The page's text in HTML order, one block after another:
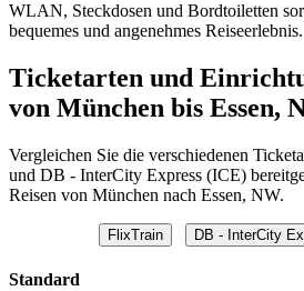
WLAN, Steckdosen und Bordtoiletten
bequemes und angenehmes Reiseerlebnis.
Ticketarten und
von München bis Essen,
Vergleichen Sie die verschiedenen
und DB - InterCity Express (ICE)
Reisen von München nach Essen, NW.
FlixTrain DB - InterCity
Standard